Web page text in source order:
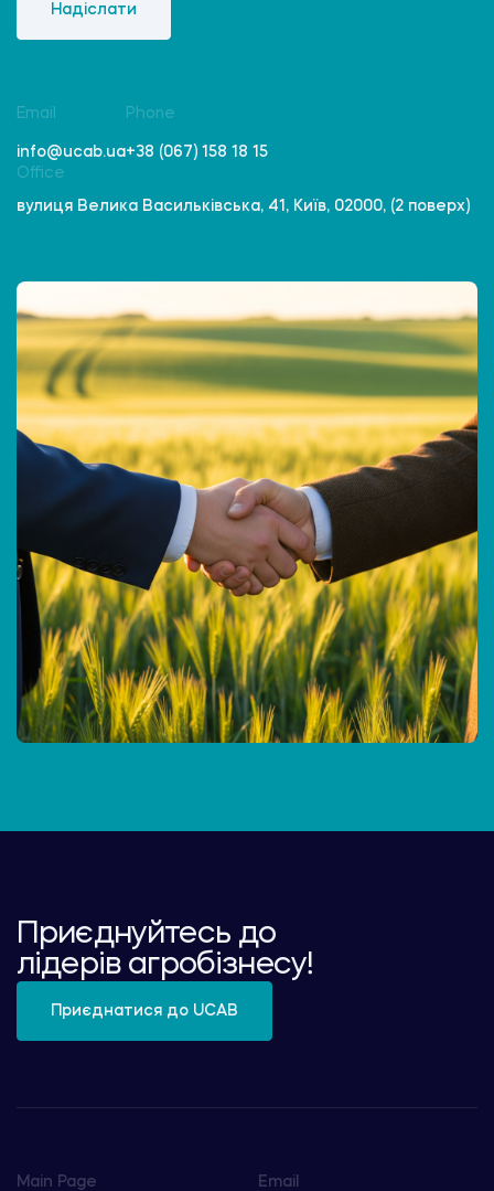
Надіслати
Email
info@ucab.ua
Phone
+38 (067) 158 18 15
Office
вулиця Велика Васильківська, 41, Київ, 02000, (2 поверх)
Приєднуйтесь до
лідерів агробізнесу!
Приєднатися до UCAB
Main Page Email